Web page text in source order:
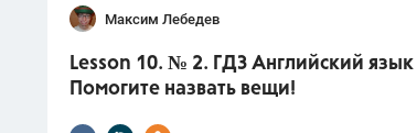
ГДЗ Максим Лебедев
Lesson 10. № 2. ГДЗ Английский
Помогите назвать вещи!